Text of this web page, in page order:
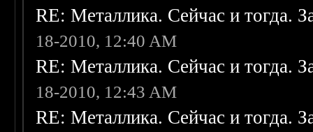
RE: Металлика. Сейчас и тогда.
18-2010, 12:40 AM
RE: Металлика. Сейчас и тогда.
18-2010, 12:43 AM
RE: Металлика. Сейчас и тогда.